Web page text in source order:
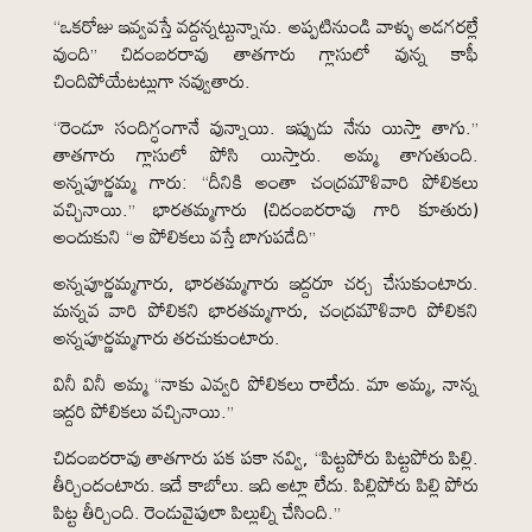
“ఒకరోజు ఇవ్వవస్తే వద్దన్నట్టున్నాను. అప్పటినుండి వాళ్ళు అడగరల్లే
వుంది” చిదంబరరావు తాతగారు గ్లాసులో వున్న కాఫీ
చిందిపోయేటట్లుగా నవ్వుతారు.
“రెండూ సందిగ్ధంగానే వున్నాయి. ఇప్పుడు నేను యిస్తా తాగు.”
తాతగారు గ్లాసులో పోసి యిస్తారు. అమ్మ తాగుతుంది.
అన్నపూర్ణమ్మ గారు: “దీనికి అంతా చంద్రమౌళివారి పోలికలు
వచ్చినాయి.” భారతమ్మగారు (చిదంబరరావు గారి కూతురు)
అందుకుని “ఆ పోలికలు వస్తే బాగుపడేది”
అన్నపూర్ణమ్మగారు, భారతమ్మగారు ఇద్దరూ చర్చ చేసుకుంటారు.
మన్నవ వారి పోలికని భారతమ్మగారు, చంద్రమౌళివారి పోలికని
అన్నపూర్ణమ్మగారు తరచుకుంటారు.
వినీ వినీ అమ్మ “నాకు ఎవ్వరి పోలికలు రాలేదు. మా అమ్మ, నాన్న
ఇద్దరి పోలికలు వచ్చినాయి.”
చిదంబరరావు తాతగారు పక పకా నవ్వి, “పిట్టపోరు పిట్టపోరు పిల్లి.
తీర్చిందంటారు. ఇదే కాబోలు. ఇది అట్లా లేదు. పిల్లిపోరు పిల్లి పోరు
పిట్ట తీర్చింది. రెండువైపులా పిల్లుల్ని చేసింది.”